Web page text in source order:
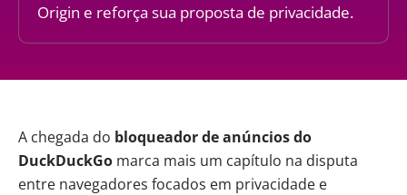
Origin e reforça sua proposta de privacidade.
A chegada do bloqueador de anúncios do
DuckDuckGo marca mais um capítulo na disputa
entre navegadores focados em privacidade e